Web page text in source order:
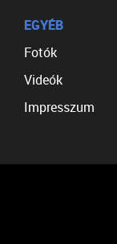
EGYÉB
Fotók
Videók
Impresszum